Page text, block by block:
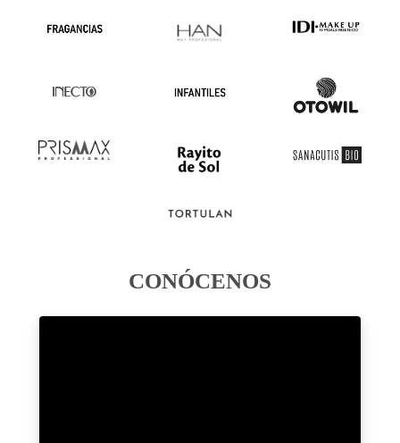
CONÓCENOS